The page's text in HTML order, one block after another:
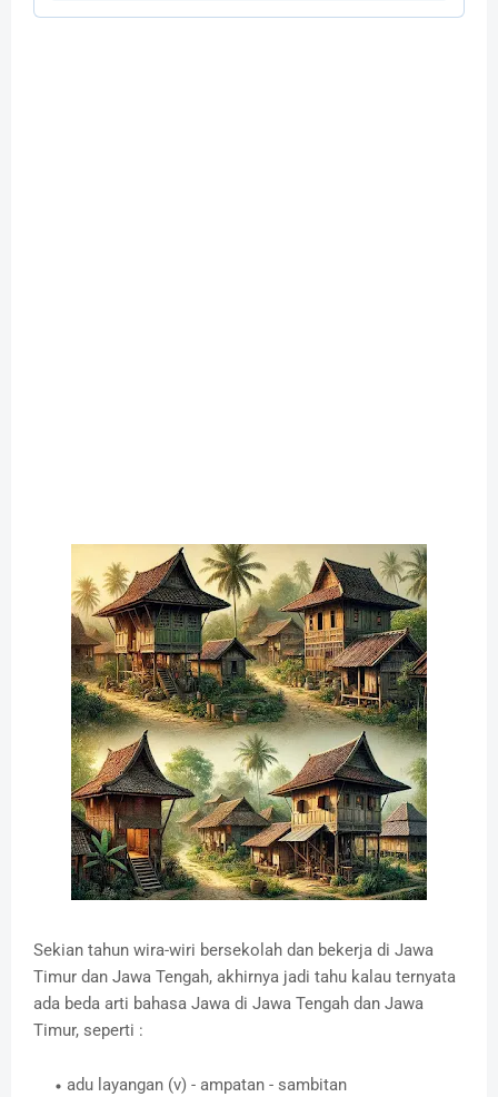
Sekian tahun wira-wiri bersekolah dan bekerja di Jawa
Timur dan Jawa Tengah, akhirnya jadi tahu kalau ternyata
ada beda arti bahasa Jawa di Jawa Tengah dan Jawa
Timur, seperti :
adu layangan (v) - ampatan - sambitan